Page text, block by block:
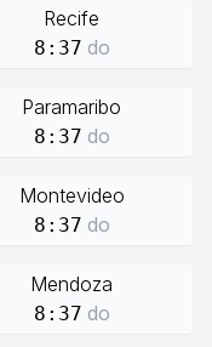
Recife
8:37 do
Paramaribo
8:37 do
Montevideo
8:37 do
Mendoza
8:37 do